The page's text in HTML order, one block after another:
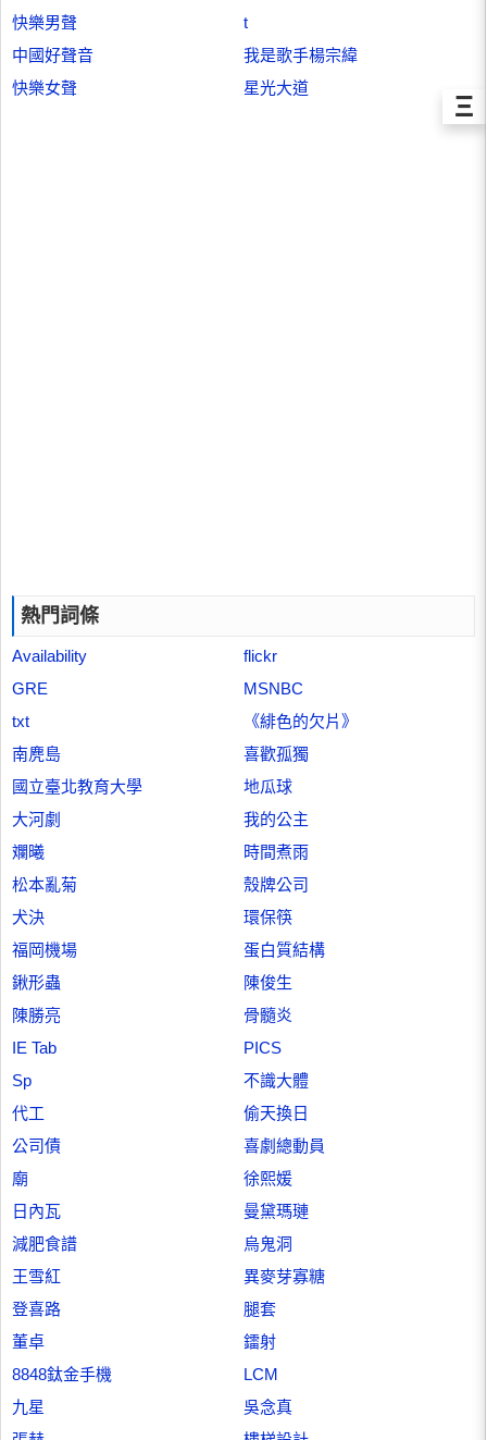
快樂男聲
t
中國好聲音
我是歌手楊宗緯
快樂女聲
星光大道
熱門詞條
Availability
flickr
GRE
MSNBC
txt
《緋色的欠片》
南麂島
喜歡孤獨
國立臺北教育大學
地瓜球
大河劇
我的公主
斕曦
時間煮雨
松本亂菊
殼牌公司
犬決
環保筷
福岡機場
蛋白質結構
鍬形蟲
陳俊生
陳勝亮
骨髓炎
IE Tab
PICS
Sp
不識大體
代工
偷天換日
公司債
喜劇總動員
廟
徐熙媛
日內瓦
曼黛瑪璉
減肥食譜
烏鬼洞
王雪紅
異麥芽寡糖
登喜路
腿套
董卓
鐳射
8848鈦金手機
LCM
九星
吳念真
Ξ